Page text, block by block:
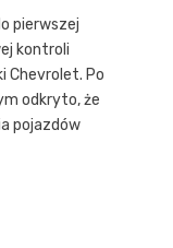
pierwszej
kontroli
Chevrolet. Po
odkryto, że
pojazdów